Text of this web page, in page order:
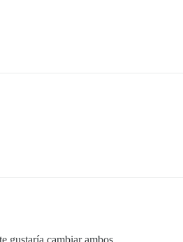
gustaría cambiar ambos.